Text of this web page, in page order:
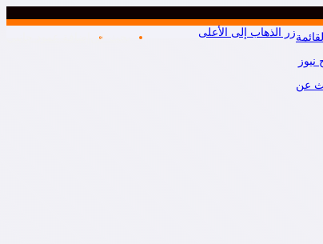
بحث عن
عن
زر الذهاب إلى الأعلى